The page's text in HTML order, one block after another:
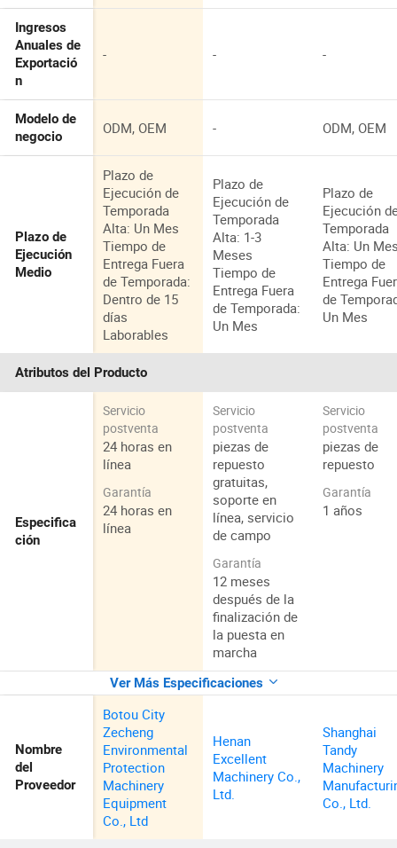
Ingresos
Anuales de
Exportació
n
- - -
Modelo de
negocio
ODM, OEM - ODM, OEM
Plazo de
Ejecución
Medio
Plazo de
Ejecución de
Temporada
Alta: Un Mes
Tiempo de
Entrega Fuera
de Temporada:
Dentro de 15
días
Laborables
Plazo de
Ejecución de
Temporada
Alta: 1-3
Meses
Tiempo de
Entrega Fuera
de Temporada:
Un Mes
Plazo de
Ejecución
Temporada
Alta: Un
Tiempo de
Entrega
de
Un Mes
Atributos del Producto
Especifica
ción
Servicio
postventa
24 horas en
línea
Garantía
24 horas en
línea
Servicio
postventa
piezas de
repuesto
gratuitas,
soporte en
línea, servicio
de campo
Garantía
12 meses
después de la
finalización de
la puesta en
marcha
Servicio
postventa
piezas de
repuesto
Garantía
1 años
Ver Más Especificaciones
Nombre
del
Proveedor
Botou City
Zecheng
Environmental
Protection
Machinery
Equipment
Co., Ltd
Henan
Excellent
Machinery Co.,
Ltd.
Shanghai
Tandy
Machinery
Co., Ltd.